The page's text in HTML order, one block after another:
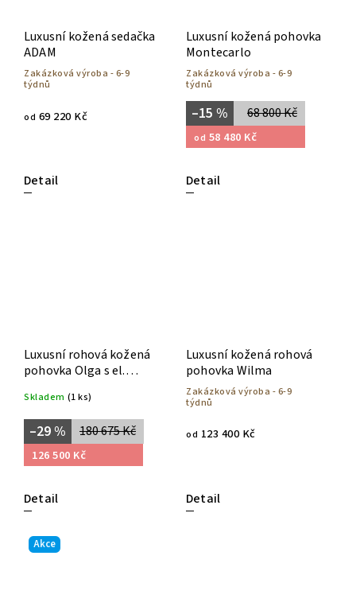
Luxusní kožená sedačka
ADAM
Zakázková výroba - 6-9
týdnů
od 69 220 Kč
Detail
Luxusní kožená pohovka
Montecarlo
Zakázková výroba - 6-9
týdnů
68 800 Kč
–15 %
od 58 480 Kč
Detail
Luxusní rohová kožená
pohovka Olga s el.
Skladem (1 ks)
180 675 Kč
–29 %
126 500 Kč
Detail
Luxusní kožená rohová
pohovka Wilma
Zakázková výroba - 6-9
týdnů
od 123 400 Kč
Detail
Akce